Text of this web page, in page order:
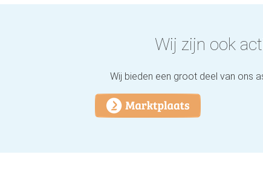
Wij zijn ook
Wij bieden een groot deel van ons